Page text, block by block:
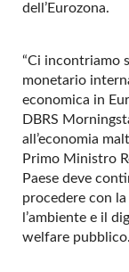
dell’Eurozona.
“Ci incontriamo
monetario
economica in
DBRS
all’economia
Primo Ministro
Paese deve
procedere con
l’ambiente e il
welfare pubblico.